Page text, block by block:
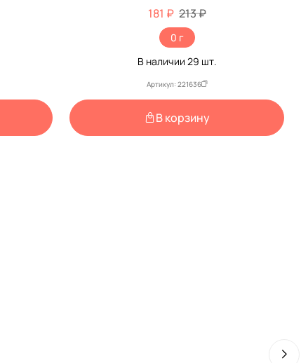
181 ₽ 213 ₽
0 г
В наличии 29 шт.
Артикул: 221636
В корзину